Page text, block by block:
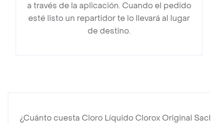
a través de la aplicación. Cuando el pedido
esté listo un repartidor te lo llevará al lugar
de destino.
¿Cuánto cuesta Cloro Líquido Clorox Original